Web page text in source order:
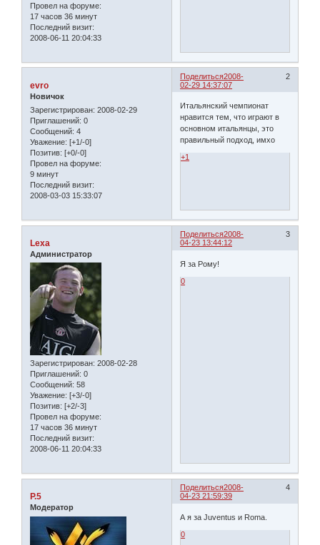
Провел на форуме:
17 часов 36 минут
Последний визит:
2008-06-11 20:04:33
Поделиться 2
2008-
02-29 14:37:07
evro
Новичок
Зарегистрирован: 2008-02-29
Приглашений: 0
Сообщений: 4
Уважение: [+1/-0]
Позитив: [+0/-0]
Провел на форуме:
9 минут
Последний визит:
2008-03-03 15:33:07
Итальянский чемпионат
нравится тем, что играют в
основном итальянцы, это
правильный подход, имхо
+1
Поделиться 3
2008-
04-23 13:44:12
Lexa
Администратор
Зарегистрирован: 2008-02-28
Приглашений: 0
Сообщений: 58
Уважение: [+3/-0]
Позитив: [+2/-3]
Провел на форуме:
17 часов 36 минут
Последний визит:
2008-06-11 20:04:33
Я за Рому!
0
Поделиться 4
2008-
04-23 21:59:39
P.5
Модератор
А я за Juventus и Roma.
0